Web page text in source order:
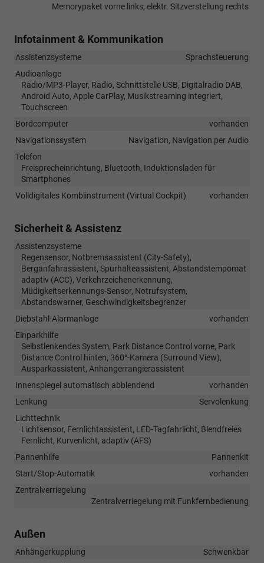
Memorypaket vorne links, elektr. Sitzverstellung rechts
Infotainment & Kommunikation
Assistenzsysteme
Sprachsteuerung
Audioanlage
Radio/MP3-Player, Radio, Schnittstelle USB, Digitalradio DAB,
Android Auto, Apple CarPlay, Musikstreaming integriert,
Touchscreen
Bordcomputer
vorhanden
Navigationssystem
Navigation, Navigation per Audio
Telefon
Freisprecheinrichtung, Bluetooth, Induktionsladen für
Smartphones
Volldigitales Kombiinstrument (Virtual Cockpit)
vorhanden
Sicherheit & Assistenz
Assistenzsysteme
Regensensor, Notbremsassistent (City-Safety),
Berganfahrassistent, Spurhalteassistent, Abstandstempomat
adaptiv (ACC), Verkehrzeichenerkennung,
Müdigkeitserkennungs-Sensor, Notrufsystem,
Abstandswarner, Geschwindigkeitsbegrenzer
Diebstahl-Alarmanlage
vorhanden
Einparkhilfe
Selbstlenkendes System, Park Distance Control vorne, Park
Distance Control hinten, 360°-Kamera (Surround View),
Ausparkassistent, Anhängerrangierassistent
Innenspiegel automatisch abblendend
vorhanden
Lenkung
Servolenkung
Lichttechnik
Lichtsensor, Fernlichtassistent, LED-Tagfahrlicht, Blendfreies
Fernlicht, Kurvenlicht, adaptiv (AFS)
Pannenhilfe
Pannenkit
Start/Stop-Automatik
vorhanden
Zentralverriegelung
Zentralverriegelung mit Funkfernbedienung
Außen
Anhängerkupplung
Schwenkbar